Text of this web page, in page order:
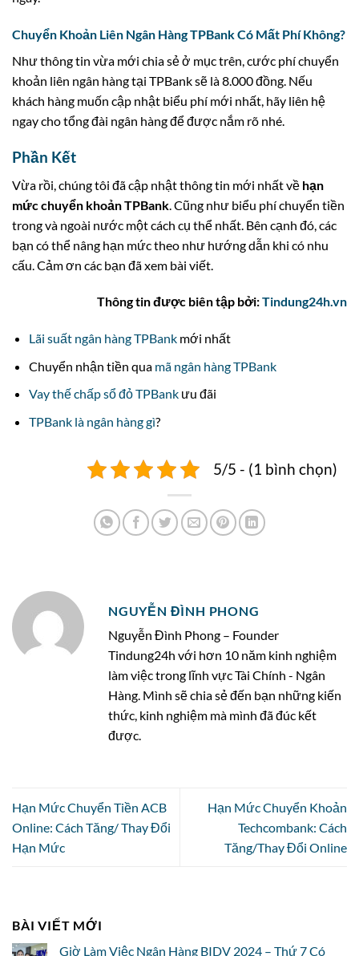
Chuyển Khoản Liên Ngân Hàng TPBank Có Mất Phí Không?
Như thông tin vừa mới chia sẻ ở mục trên, cước phí chuyển
khoản liên ngân hàng tại TPBank sẽ là 8.000 đồng. Nếu
khách hàng muốn cập nhật biểu phí mới nhất, hãy liên hệ
ngay cho tổng đài ngân hàng để được nắm rõ nhé.
Phần Kết
Vừa rồi, chúng tôi đã cập nhật thông tin mới nhất về hạn
mức chuyển khoản TPBank . Cũng như biểu phí chuyển tiền
trong và ngoài nước một cách cụ thể nhất. Bên cạnh đó, các
bạn có thể nâng hạn mức theo như hướng dẫn khi có nhu
cấu. Cảm ơn các bạn đã xem bài viết.
Thông tin được biên tập bởi:Tindung24h.vn
Lãi suất ngân hàng TPBankmới nhất
Chuyển nhận tiền qua mã ngân hàng TPBank
Vay thế chấp sổ đỏ TPBankưu đãi
TPBank là ngân hàng gì?
5/5 - (1 bình chọn)
NGUYỄN ĐÌNH PHONG
Nguyễn Đình Phong – Founder
Tindung24h với hơn 10 năm kinh nghiệm
làm việc trong lĩnh vực Tài Chính - Ngân
Hàng. Mình sẽ chia sẻ đến bạn những kiến
thức, kinh nghiệm mà mình đã đúc kết
được.
Hạn Mức Chuyển Tiền ACB
Online: Cách Tăng/ Thay Đổi
Hạn Mức
Hạn Mức Chuyển Khoản
Techcombank: Cách
Tăng/Thay Đổi Online
BÀI VIẾT MỚI
Giờ Làm Việc Ngân Hàng BIDV 2024 – Thứ 7 Có